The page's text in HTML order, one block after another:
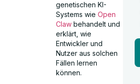
genetischen KI-
Systems wieOpen
Claw behandelt und
erklärt, wie
Entwickler und
Nutzer aus solchen
Fällen lernen
können.